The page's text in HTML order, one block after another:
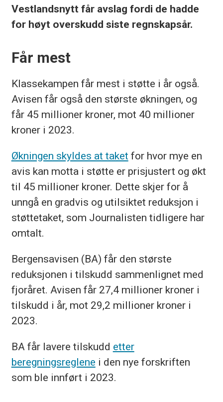
Vestlandsnytt får avslag fordi de hadde
for høyt overskudd siste regnskapsår.
Får mest
Klassekampen får mest i støtte i år også.
Avisen får også den største økningen, og
får 45 millioner kroner, mot 40 millioner
kroner i 2023.
Økningen skyldes at taket for hvor mye en
avis kan motta i støtte er prisjustert og økt
til 45 millioner kroner. Dette skjer for å
unngå en gradvis og utilsiktet reduksjon i
støttetaket, som Journalisten tidligere har
omtalt.
Bergensavisen (BA) får den største
reduksjonen i tilskudd sammenlignet med
fjoråret. Avisen får 27,4 millioner kroner i
tilskudd i år, mot 29,2 millioner kroner i
2023.
BA får lavere tilskudd etter
beregningsreglene i den nye forskriften
som ble innført i 2023.